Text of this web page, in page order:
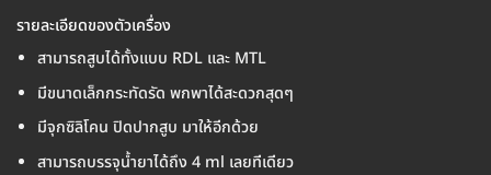
รายละเอียดของตัวเครื่อง
สามารถสูบได้ทั้งแบบ RDL และ MTL
มีขนาดเล็กกระทัดรัด พกพาได้สะดวกสุดๆ
มีจุกซิลิโคน ปิดปากสูบ มาให้อีกด้วย
สามารถบรรจุน้ำยาได้ถึง 4 ml เลยทีเดียว